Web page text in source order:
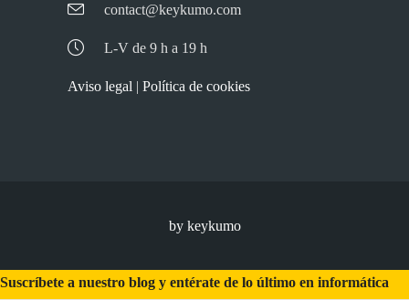
contact@keykumo.com
L-V de 9 h a 19 h
Aviso legal | Política de cookies
by keykumo
Suscríbete a nuestro blog y entérate de lo último en informática